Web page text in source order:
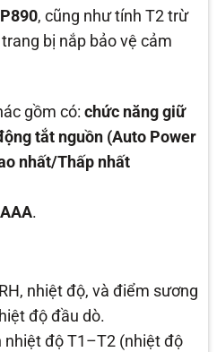
, cũng như tính T2 trừ
bị nắp bảo vệ cảm
gồm có: chức năng giữ
tắt nguồn (Auto Power
nhất/Thấp nhất
.
nhiệt độ, và điểm sương
độ đầu dò.
nhiệt độ T1–T2 (nhiệt độ